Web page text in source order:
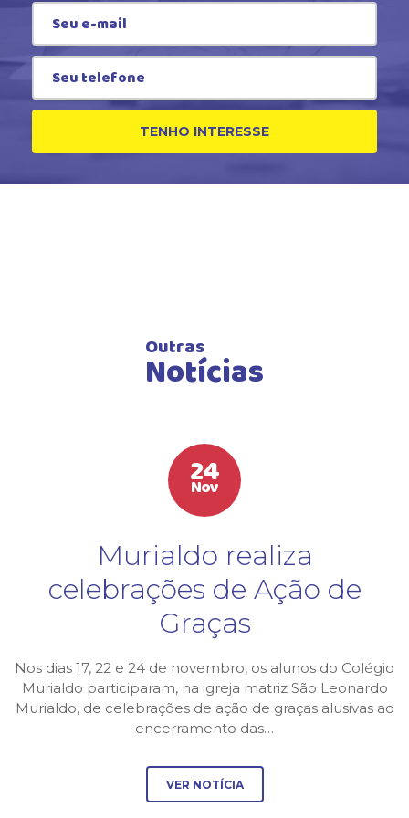
TENHO INTERESSE
Outras
Notícias
24
Nov
Murialdo realiza
celebrações de Ação de
Graças
Nos dias 17, 22 e 24 de novembro, os alunos do Colégio
Murialdo participaram, na igreja matriz São Leonardo
Murialdo, de celebrações de ação de graças alusivas ao
encerramento das…
VER NOTÍCIA